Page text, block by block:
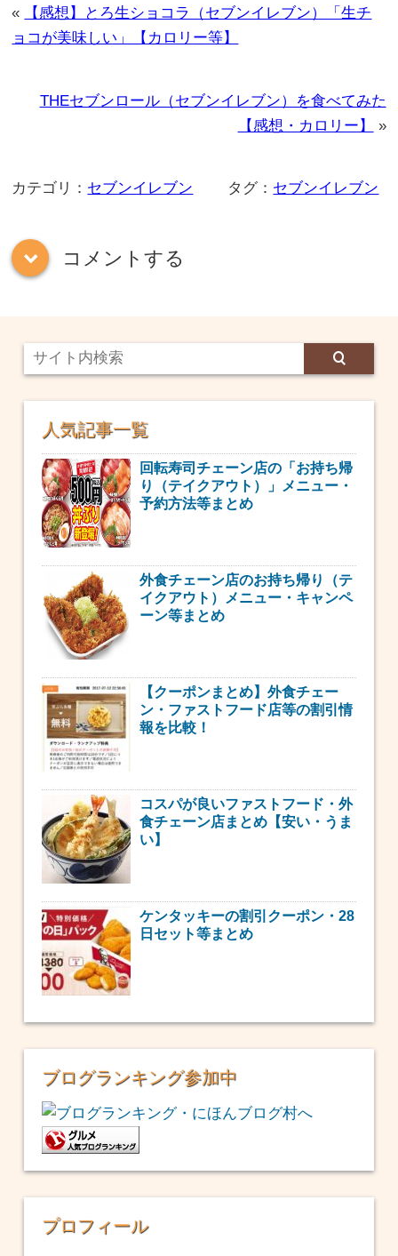
«
【感想】とろ生ショコラ（セブンイレブン）「生チ
ョコが美味しい」【カロリー等】
THEセブンロール（セブンイレブン）を食べてみた
【感想・カロリー】
»
カテゴリ： セブンイレブン タグ： セブンイレブン
down コメントする
人気記事一覧
回転寿司チェーン店の「お持ち帰
り（テイクアウト）」メニュー・
予約方法等まとめ
外食チェーン店のお持ち帰り（テ
イクアウト）メニュー・キャンペ
ーン等まとめ
【クーポンまとめ】外食チェー
ン・ファストフード店等の割引情
報を比較！
コスパが良いファストフード・外
食チェーン店まとめ【安い・うま
い】
ケンタッキーの割引クーポン・28
日セット等まとめ
ブログランキング参加中
プロフィール